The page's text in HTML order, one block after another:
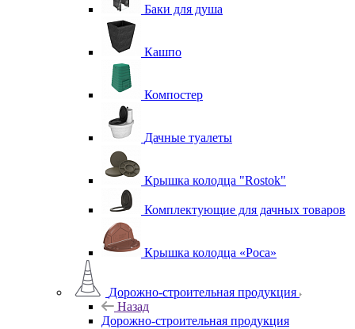
Баки для душа
Кашпо
Компостер
Дачные туалеты
Крышка колодца "Rostok"
Комплектующие для дачных товаров
Крышка колодца «Роса»
Дорожно-строительная продукция
Назад
Дорожно-строительная продукция